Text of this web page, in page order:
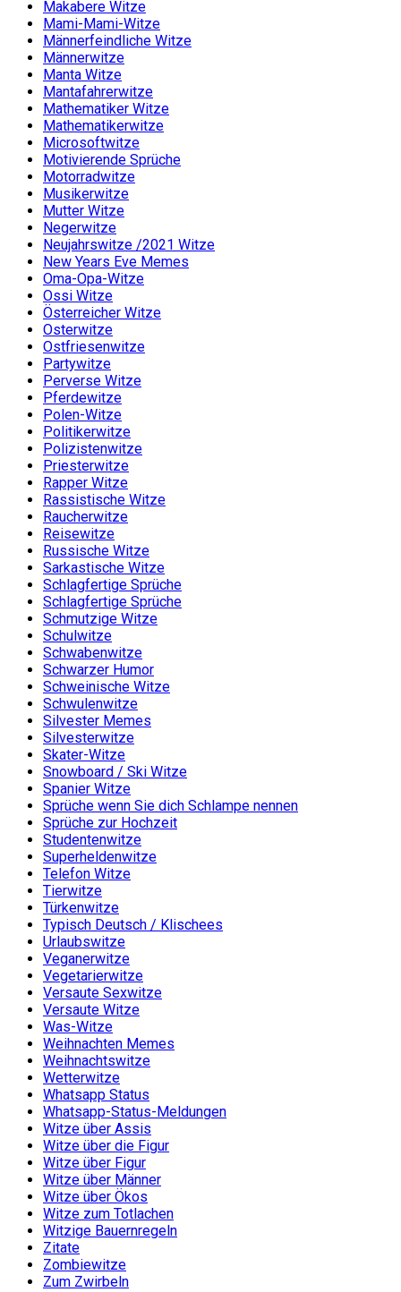
Makabere Witze
Mami-Mami-Witze
Männerfeindliche Witze
Männerwitze
Manta Witze
Mantafahrerwitze
Mathematiker Witze
Mathematikerwitze
Microsoftwitze
Motivierende Sprüche
Motorradwitze
Musikerwitze
Mutter Witze
Negerwitze
Neujahrswitze /2021 Witze
New Years Eve Memes
Oma-Opa-Witze
Ossi Witze
Österreicher Witze
Osterwitze
Ostfriesenwitze
Partywitze
Perverse Witze
Pferdewitze
Polen-Witze
Politikerwitze
Polizistenwitze
Priesterwitze
Rapper Witze
Rassistische Witze
Raucherwitze
Reisewitze
Russische Witze
Sarkastische Witze
Schlagfertige Sprüche
Schlagfertige Sprüche
Schmutzige Witze
Schulwitze
Schwabenwitze
Schwarzer Humor
Schweinische Witze
Schwulenwitze
Silvester Memes
Silvesterwitze
Skater-Witze
Snowboard / Ski Witze
Spanier Witze
Sprüche wenn Sie dich Schlampe nennen
Sprüche zur Hochzeit
Studentenwitze
Superheldenwitze
Telefon Witze
Tierwitze
Türkenwitze
Typisch Deutsch / Klischees
Urlaubswitze
Veganerwitze
Vegetarierwitze
Versaute Sexwitze
Versaute Witze
Was-Witze
Weihnachten Memes
Weihnachtswitze
Wetterwitze
Whatsapp Status
Whatsapp-Status-Meldungen
Witze über Assis
Witze über die Figur
Witze über Figur
Witze über Männer
Witze über Ökos
Witze zum Totlachen
Witzige Bauernregeln
Zitate
Zombiewitze
Zum Zwirbeln